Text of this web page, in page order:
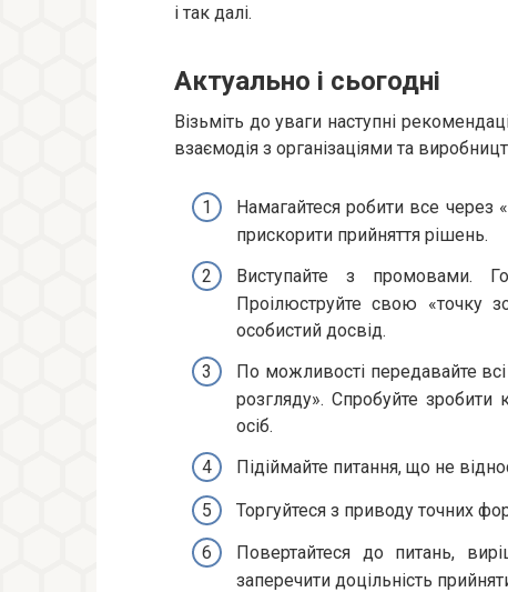
і так далі.
Актуально і сьогодні
Візьміть до уваги наступні
взаємодія з організаціями та
Намагайтеся робити все через
прискорити прийняття рішень.
Виступайте з промовами.
Проілюструйте свою «точку
особистий досвід.
По можливості передавайте
розгляду». Спробуйте
осіб.
Підіймайте питання, що не
Торгуйтеся з приводу точних
Повертайтеся до питань,
заперечити доцільність